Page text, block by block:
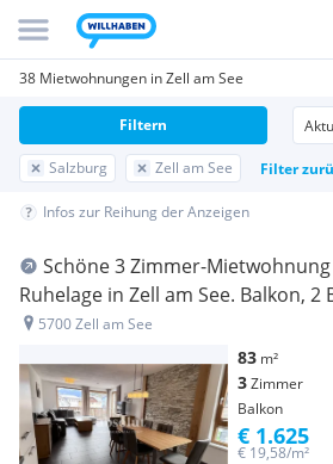
38 Mietwohnungen in Zell am See
Salzburg Zell am See Filter
Filtern
Infos zur Reihung der Anzeigen
Schöne 3 Zimmer-
Ruhelage in Zell am See. Balkon, 2
Platz inklusive!
5700 Zell am See
83 m²
3Zimmer
Balkon
€ 19,58/m²
€ 1.625